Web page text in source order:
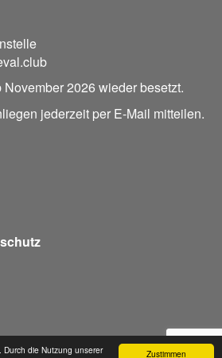
Zustimmen
Durch die Nutzung unserer
2026 wieder besetzt.
jederzeit per E-Mail mitteilen.